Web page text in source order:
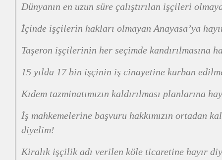
Dünyanın en uzun süre çalıştırılan işçileri
İçinde işçilerin hakları olmayan Anayasa’ya
Taşeron işçilerinin her seçimde kandırılmasına
15 yılda 17 bin işçinin iş cinayetine kurban
Kıdem tazminatımızın kaldırılması planlarına
İş mahkemelerine başvuru hakkımızın ortadan
diyelim!
Kiralık işçilik adı verilen köle ticaretine hayır